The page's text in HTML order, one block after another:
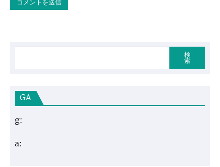
検
索
GA
g:
a: